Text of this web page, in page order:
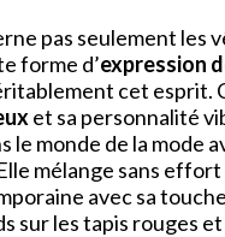
pas seulement les
forme d’expression
cet esprit.
et sa personnalité
le monde de la mode
mélange sans
avec sa
sur les tapis rouges